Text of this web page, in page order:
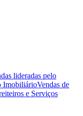
lideradas pelo
ImobiliárioVendas de
e Serviços